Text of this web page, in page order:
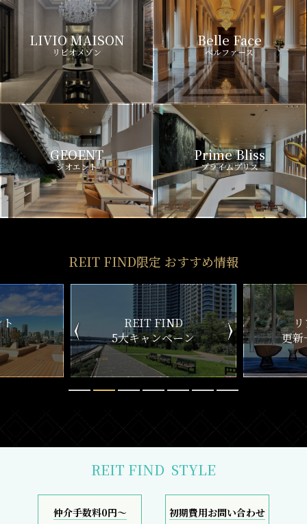
LIVIO MAISON
リビオメゾン
Belle Face
ベルファース
GEOENT
ジオエント
Prime Bliss
プライムブリス
REIT FIND限定 おすすめ情報
ン
リアルタイム
更新一覧チェック
新
REIT FIND STYLE
仲介手数料0円～ 初期費用お問い合わせ